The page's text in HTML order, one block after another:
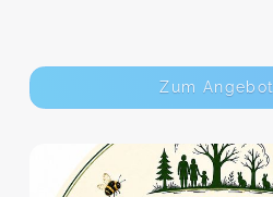
Zum Angebot